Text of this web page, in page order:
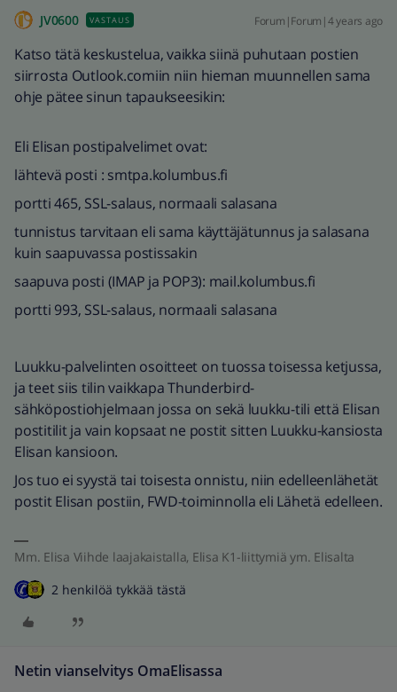
JV0600 VASTAUS Forum|Forum|4 years ago
Katso tätä keskustelua, vaikka siinä puhutaan postien
siirrosta Outlook.comiin niin hieman muunnellen sama
ohje pätee sinun tapaukseesikin:
Eli Elisan postipalvelimet ovat:
lähtevä posti : smtpa.kolumbus.fi
portti 465, SSL-salaus, normaali salasana
tunnistus tarvitaan eli sama käyttäjätunnus ja salasana
kuin saapuvassa postissakin
saapuva posti (IMAP ja POP3): mail.kolumbus.fi
portti 993, SSL-salaus, normaali salasana
Luukku-palvelinten osoitteet on tuossa toisessa ketjussa,
ja teet siis tilin vaikkapa Thunderbird-
sähköpostiohjelmaan jossa on sekä luukku-tili että Elisan
postitilit ja vain kopsaat ne postit sitten Luukku-kansiosta
Elisan kansioon.
Jos tuo ei syystä tai toisesta onnistu, niin edelleenlähetät
postit Elisan postiin, FWD-toiminnolla eli Lähetä edelleen.
Mm. Elisa Viihde laajakaistalla, Elisa K1-liittymiä ym. Elisalta
2 henkilöä tykkää tästä
Netin vianselvitys OmaElisassa